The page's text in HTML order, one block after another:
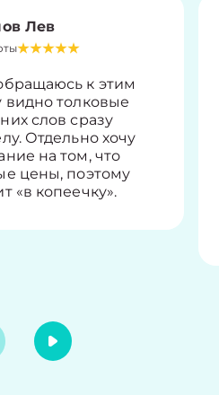
Лев
к этим
видно толковые
слов сразу
Отдельно хочу
на том, что
цены, поэтому
«в копеечку».